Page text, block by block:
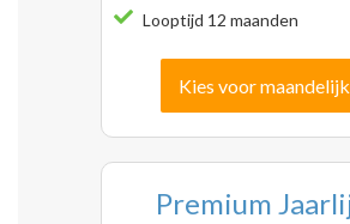
Looptijd 12 maanden
Kies voor
Premium